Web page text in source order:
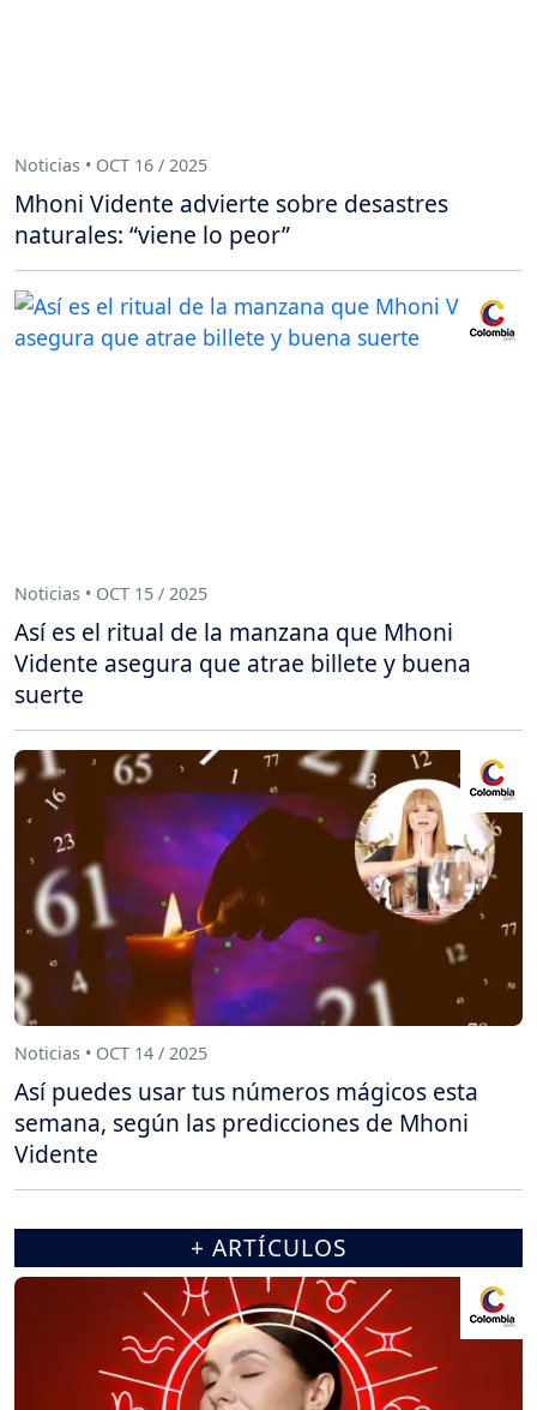
Noticias • OCT 16 / 2025
Mhoni Vidente advierte sobre desastres
naturales: “viene lo peor”
Noticias • OCT 15 / 2025
Así es el ritual de la manzana que Mhoni
Vidente asegura que atrae billete y buena
suerte
Noticias • OCT 14 / 2025
Así puedes usar tus números mágicos esta
semana, según las predicciones de Mhoni
Vidente
+ ARTÍCULOS